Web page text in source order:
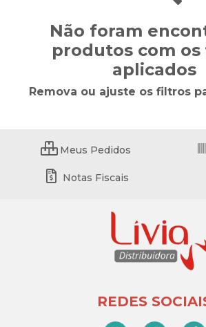
Não foram
produtos com
aplicados
Remova ou ajuste os filtros
Meus Pedidos
Notas Fiscais
REDES